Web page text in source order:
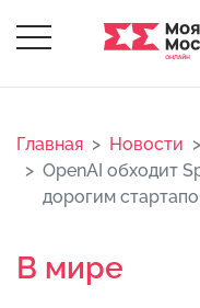
Главная Новости
OpenAI обходит
дорогим
В мире